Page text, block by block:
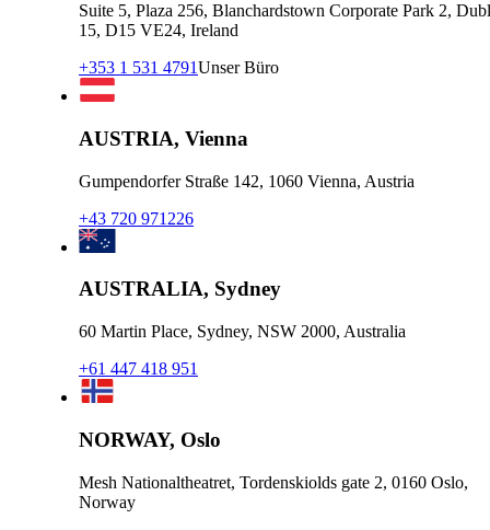
Suite 5, Plaza 256, Blanchardstown Corporate Park 2,
15, D15 VE24, Ireland
+353 1 531 4791Unser Büro
AUSTRIA, Vienna
Gumpendorfer Straße 142, 1060 Vienna, Austria
+43 720 971226
AUSTRALIA, Sydney
60 Martin Place, Sydney, NSW 2000, Australia
+61 447 418 951
NORWAY, Oslo
Mesh Nationaltheatret, Tordenskiolds gate 2, 0160 Oslo,
Norway